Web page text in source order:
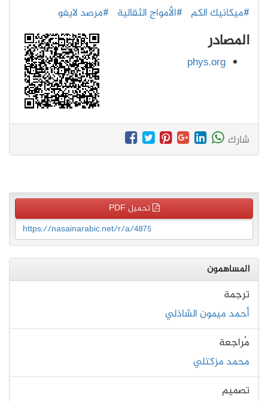
#ميكانيك الكم #الأمواج الثقالية #مرصد لايغو
المصادر
phys.org
شارك
تحميل PDF
https://nasainarabic.net/r/a/4875
المساهمون
ترجمة
أحمد ميمون الشاذلي
مُراجعة
محمد مزكتلي
تصميم